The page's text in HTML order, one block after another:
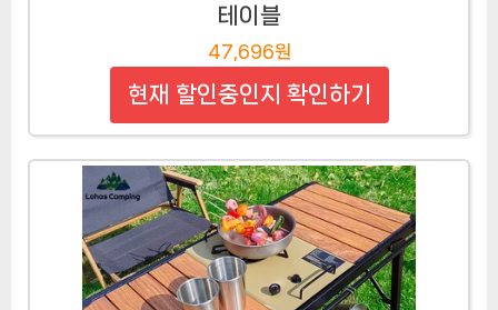
테이블
47,696원
현재 할인중인지 확인하기